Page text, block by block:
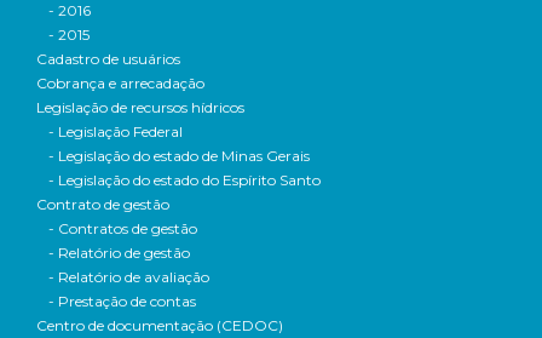
- 2016
- 2015
Cadastro de usuários
Cobrança e arrecadação
Legislação de recursos hídricos
- Legislação Federal
- Legislação do estado de Minas Gerais
- Legislação do estado do Espírito Santo
Contrato de gestão
- Contratos de gestão
- Relatório de gestão
- Relatório de avaliação
- Prestação de contas
Centro de documentação (CEDOC)